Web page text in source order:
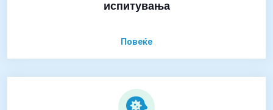
испитувања
Повеќе